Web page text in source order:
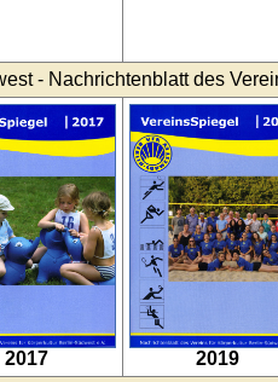
- Nachrichtenblatt des
2017 2019